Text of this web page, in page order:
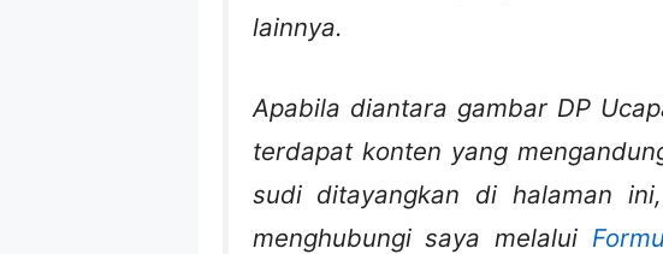
lainnya.
Apabila diantara gambar DP
terdapat konten yang
sudi ditayangkan di halaman
menghubungi saya melalui